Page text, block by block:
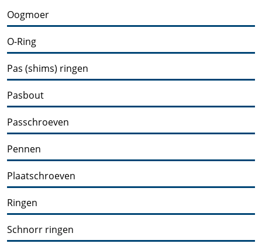
Oogmoer
O-Ring
Pas (shims) ringen
Pasbout
Passchroeven
Pennen
Plaatschroeven
Ringen
Schnorr ringen